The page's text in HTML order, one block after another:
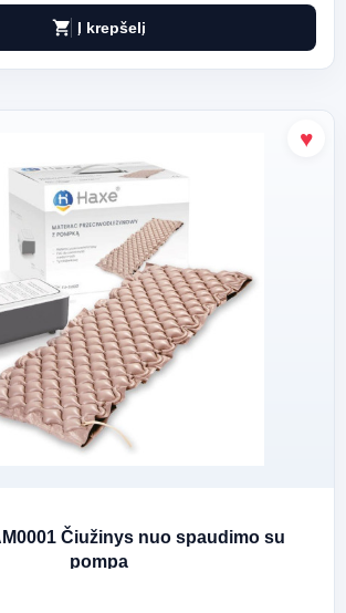
shopping_cart Į krepšelį
Čiužinys nuo spaudimo su
pompa